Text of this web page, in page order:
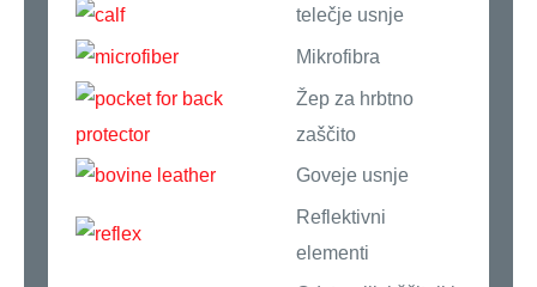
telečje usnje
Mikrofibra
Žep za hrbtno
zaščito
Goveje usnje
Reflektivni
elementi